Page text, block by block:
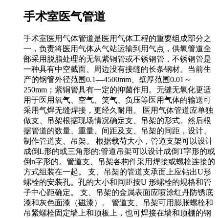
手术室医气管道
手术室医用气体管道是医用气体工程的重要组成部分之
一，负责将医用气体从气站运输到用气点，供氧管道全
部采用脱脂处理的无氧紫铜管或不锈钢管，不锈钢管是
一种具有中空截面、周边没有接缝的长条钢材。当前生
产的钢管外径范围0.1—4500mm、壁厚范围0.01～
250mm；紫铜管具有一定的抑菌作用。无缝无氧化更适
用于医用氧气、空气、笑气、负压等医用气体的输送可
采用气焊无缝焊接，更经久耐用。 医用气体管道应单独
做支、吊架根据现场情况确定支、吊架的形式。然后根
据管道的数量、重量、间距及支、吊架的间距，设计、
制作管道支、吊架。 根据载荷大小，管道支架可以设计
成倒L形的或三角形的;管道吊架可以设计成倒T字形的或
倒n字形的。管道支、吊架各构件采用焊接或螺栓连接的
方式组装在一起。 支、吊架的管道支承面上应钻出U形
螺栓的安装孔。孔的大小和间距按U 形螺栓的规格和管
子中心距确定。 支、吊架的金属表面应喷涂红丹防锈底
漆和灰色面漆（磁漆）。 管道支、吊架可用膨胀螺栓和
吊紧螺栓固定墙上和顶板上，也可焊接在墙和顶棚的钢